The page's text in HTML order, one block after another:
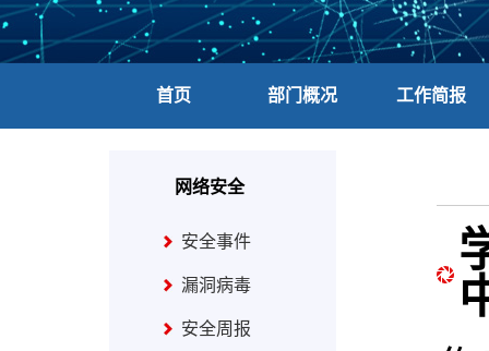
首页 部门概况 工作简报
网络安全
安全事件
漏洞病毒
安全周报